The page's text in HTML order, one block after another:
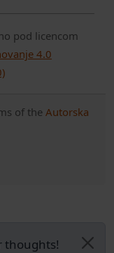
pod licencom
4.0
of the Autorska
thoughts!